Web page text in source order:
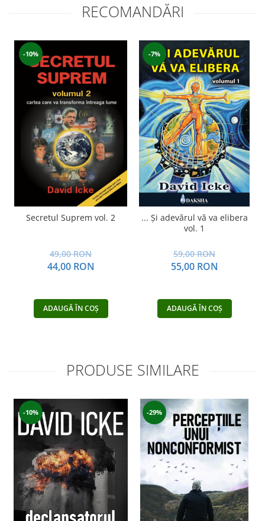
RECOMANDĂRI
-10%
Secretul Suprem vol. 2
49,00 RON
44,00 RON
ADAUGĂ ÎN COȘ
-7%
... Și adevărul vă va elibera
vol. 1
59,00 RON
55,00 RON
ADAUGĂ ÎN COȘ
PRODUSE SIMILARE
-10% -29%